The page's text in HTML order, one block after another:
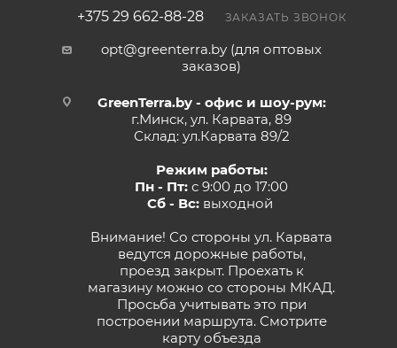
+375 29 662-88-28 ЗАКАЗАТЬ ЗВОНОК
opt@greenterra.by (для оптовых
заказов)
GreenTerra.by - офис и шоу-рум:
г.Минск, ул. Карвата, 89
Склад: ул.Карвата 89/2
Режим работы:
Пн - Пт: с 9:00 до 17:00
Сб - Вс:выходной
Внимание! Со стороны ул. Карвата
ведутся дорожные работы,
проезд закрыт. Проехать к
магазину можно со стороны МКАД.
Просьба учитывать это при
построении маршрута. Смотрите
карту объезда